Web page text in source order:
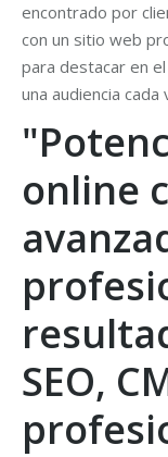
encontrado por
con un sitio web
para destacar en
una audiencia
online
SEO,